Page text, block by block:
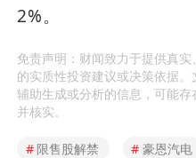
2%。
免责声明：财闻致力于提供真
的实质性投资建议或决策依据
辅助生成或分析的信息，可能
并核实。
# 限售股解禁 # 豪恩汽电